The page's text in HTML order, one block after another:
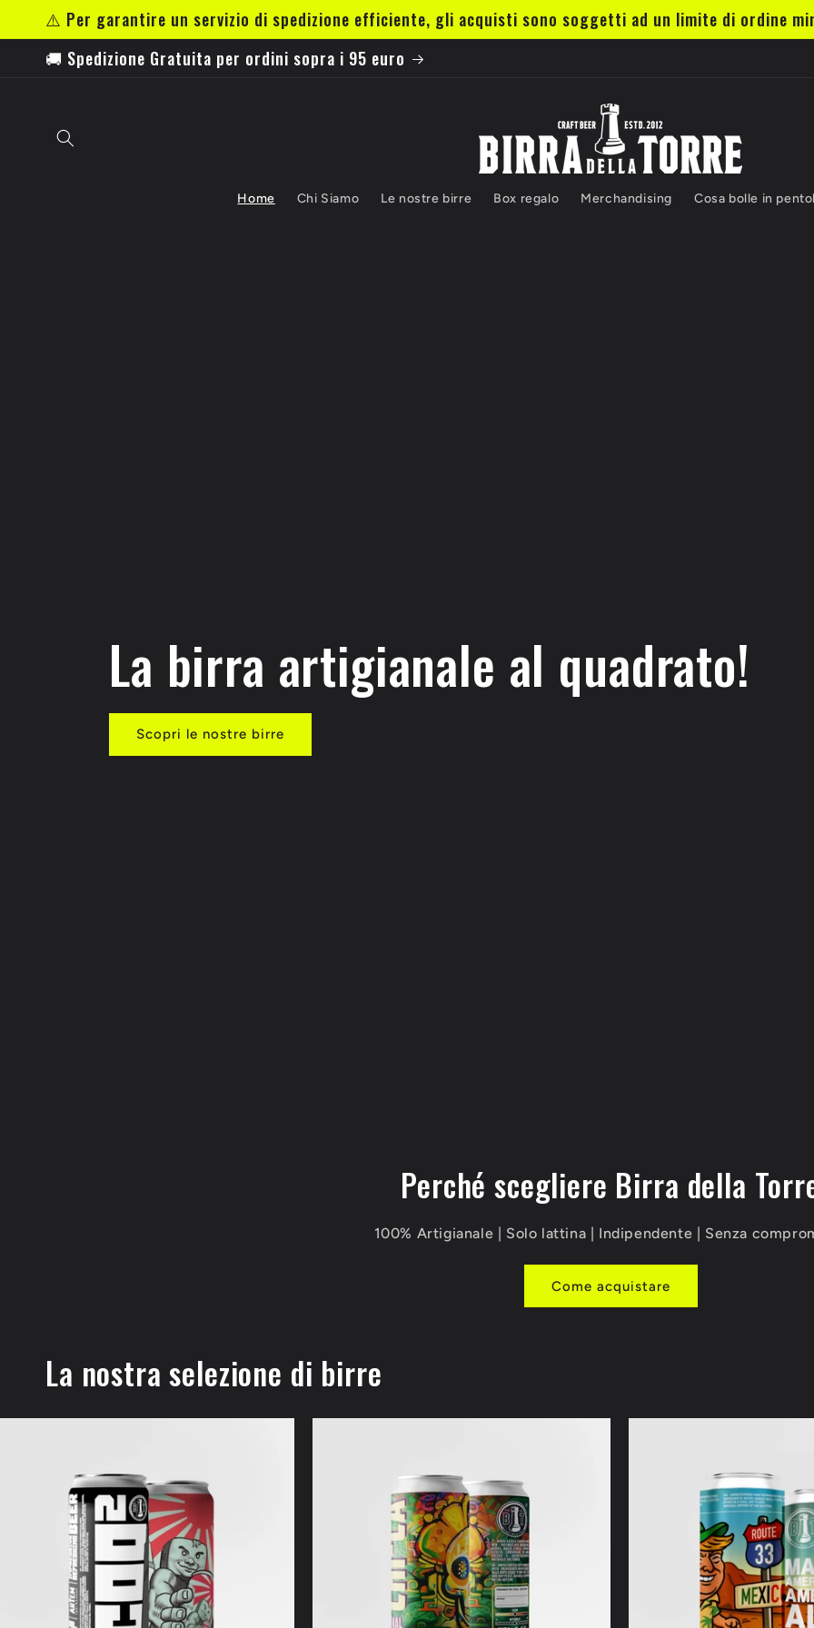
direttamente
ai contenuti
⚠️ Per garantire un servizio di spedizione efficiente, gli acquisti sono soggetti ad un limite di ordine
🚚 Spedizione Gratuita per ordini sopra i 95 euro
Home Chi Siamo Le nostre birre Box regalo Merchandising Cosa bolle in
La birra artigianale al quadrato!
Scopri le nostre birre
Perché scegliere Birra della
100% Artigianale | Solo lattina | Indipendente | Senza
Come acquistare
La nostra selezione di birre